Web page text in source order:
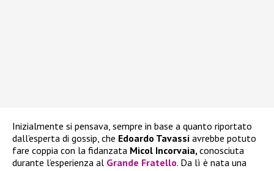
Inizialmente si pensava, sempre in base a quanto riportato
dall’esperta di gossip, che Edoardo Tavassi avrebbe potuto
fare coppia con la fidanzata Micol Incorvaia, conosciuta
durante l’esperienza al Grande Fratello. Da lì è nata una